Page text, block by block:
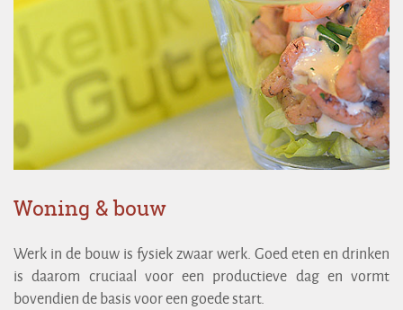
Woning & bouw
Werk in de bouw is fysiek zwaar werk. Goed eten en drinken
is daarom cruciaal voor een productieve dag en vormt
bovendien de basis voor een goede start.